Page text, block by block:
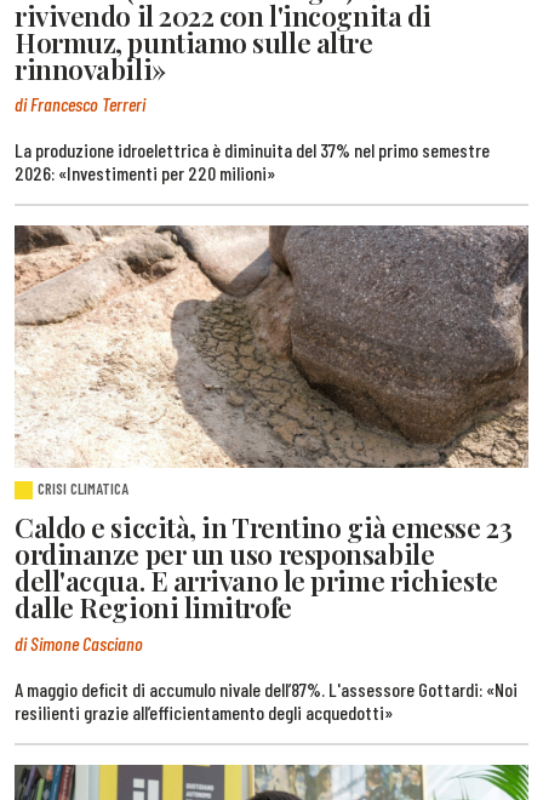
rivivendo il 2022 con l'incognita di
Hormuz, puntiamo sulle altre
rinnovabili»
di Francesco Terreri
La produzione idroelettrica è diminuita del 37% nel primo semestre
2026: «Investimenti per 220 milioni»
CRISI CLIMATICA
Caldo e siccità, in Trentino già emesse 23
ordinanze per un uso responsabile
dell'acqua. E arrivano le prime richieste
dalle Regioni limitrofe
di Simone Casciano
A maggio deficit di accumulo nivale dell’87%. L'assessore Gottardi: «Noi
resilienti grazie all’efficientamento degli acquedotti»